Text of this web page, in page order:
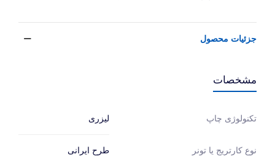
جزئیات محصول
مشخصات
تکنولوژی چاپ لیزری
نوع کارتریج یا تونر طرح ایرانی